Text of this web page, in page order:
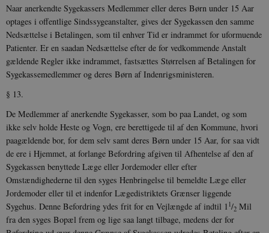
Naar anerkendte Sygekassers Medlemmer eller deres Børn under 15 Aar
optages i offentlige Sindssygeanstalter, gives der Sygekassen den samme
Nedsættelse i Betalingen, som til enhver Tid er indrammet for uformuende
Patienter. Er en saadan Nedsættelse efter de for vedkommende Anstalt
gældende Regler ikke indrammet, fastsættes Størrelsen af Betalingen for
Sygekassemedlemmer og deres Børn af Indenrigsministeren.
§ 13.
De Medlemmer af anerkendte Sygekasser, som bo paa Landet, og som
ikke selv holde Heste og Vogn, ere berettigede til af den Kommune, hvori
paagældende bor, for dem selv samt deres Børn under 15 Aar, for saa vidt
de ere i Hjemmet, at forlange Befordring afgiven til Afhentelse af den af
Sygekassen benyttede Læge eller Jordemoder eller efter
Omstændighederne til den syges Henbringelse til bemeldte Læge eller
Jordemoder eller til et indenfor Lægedistriktets Grænser liggende
Sygehus. Denne Befordring ydes frit for en Vejlængde af indtil 1 1/2 Mil
fra den syges Bopæl frem og lige saa langt tilbage, medens der for